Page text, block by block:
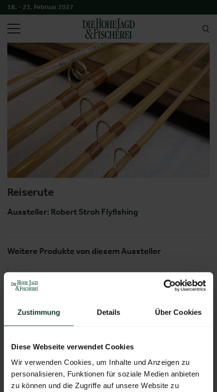
Zustimmung Details Über Cookies
Diese Webseite verwendet Cookies
Wir verwenden Cookies, um Inhalte und Anzeigen zu
personalisieren, Funktionen für soziale Medien anbieten
zu können und die Zugriffe auf unsere Website zu
18. - 21. Februar 2027
SUCHEN
Reiserute
Aussteller: Robert Stroh Flyfishing
Weitere Produkte von diesem Aussteller